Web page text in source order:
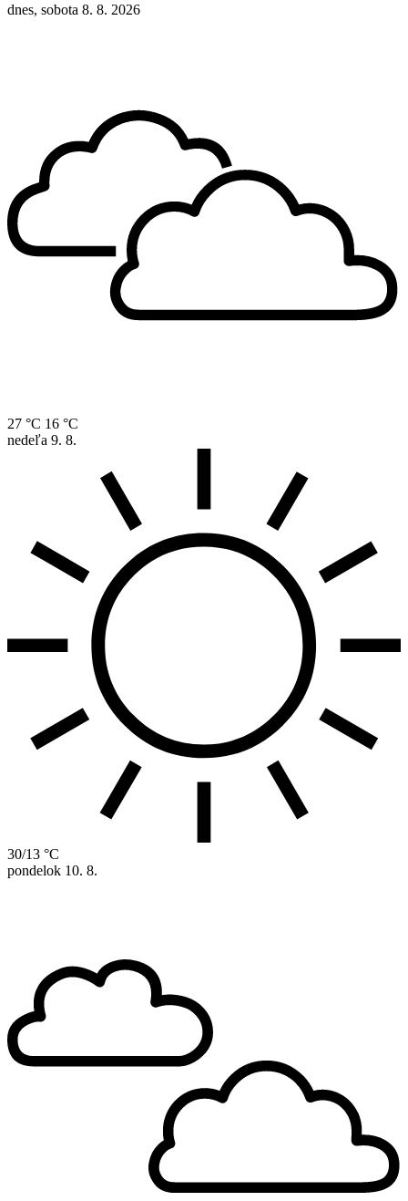
dnes, sobota 8. 8. 2026
27 °C 16 °C
nedeľa 9. 8.
30/13 °C
pondelok 10. 8.